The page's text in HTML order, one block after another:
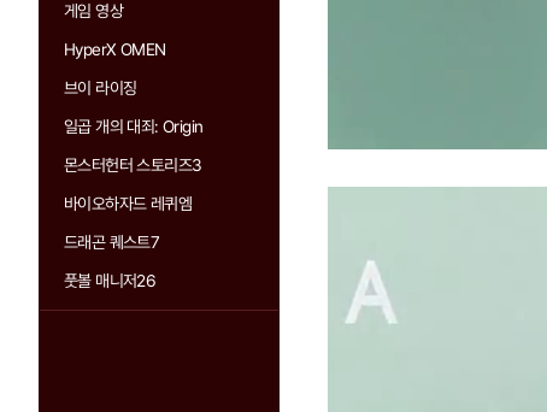
게임 영상
HyperX OMEN
브이 라이징
일곱 개의 대죄: Origin
몬스터헌터 스토리즈3
바이오하자드 레퀴엠
드래곤 퀘스트7
풋볼 매니저26